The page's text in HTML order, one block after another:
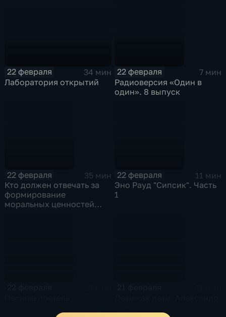
22 февраля
34 мин
Лаборатория открытий
22 февраля
7 мин
Радиоверсия «Один в
один». 8 выпуск
22 февраля
35 мин
Кто должен отвечать за
формирование
моральных ценностей
22 февраля
11 мин
Эно Рауд "Сипсик". Часть
1